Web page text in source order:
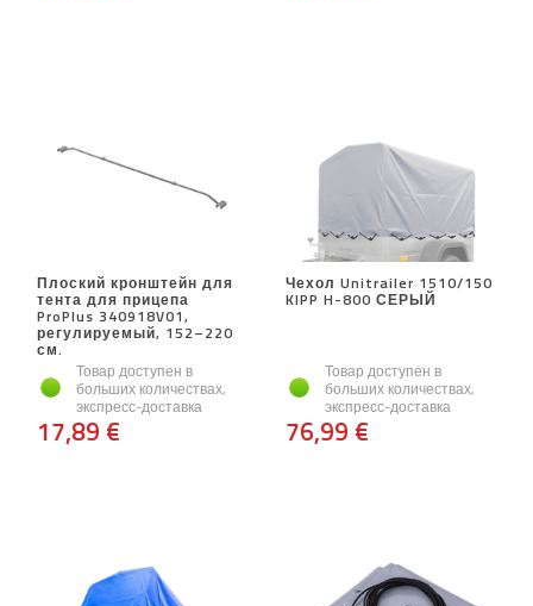
Плоский кронштейн для
тента для прицепа
ProPlus 340918V01,
регулируемый, 152–220
см.
Товар доступен в
больших количествах,
экспресс-доставка
17,89 €
Чехол Unitrailer 1510/150
KIPP H-800 СЕРЫЙ
Товар доступен в
больших количествах,
экспресс-доставка
76,99 €